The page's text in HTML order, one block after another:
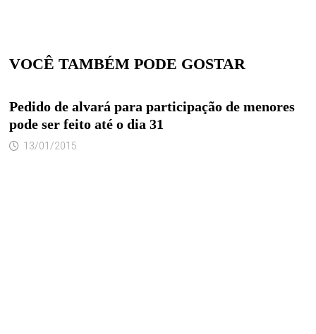
VOCÊ TAMBÉM PODE GOSTAR
Pedido de alvará para participação de menores
pode ser feito até o dia 31
13/01/2015